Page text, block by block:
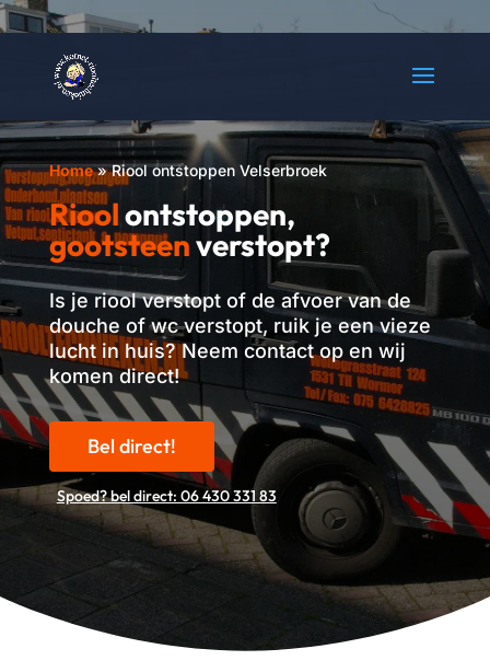
Home»Riool ontstoppen Velserbroek
Rioolontstoppen,
gootsteenverstopt?
Is je riool verstopt of de afvoer van de
douche of wc verstopt, ruik je een vieze
lucht in huis? Neem contact op en wij
komen direct!
Bel direct!
Spoed? bel direct: 06 430 331 83